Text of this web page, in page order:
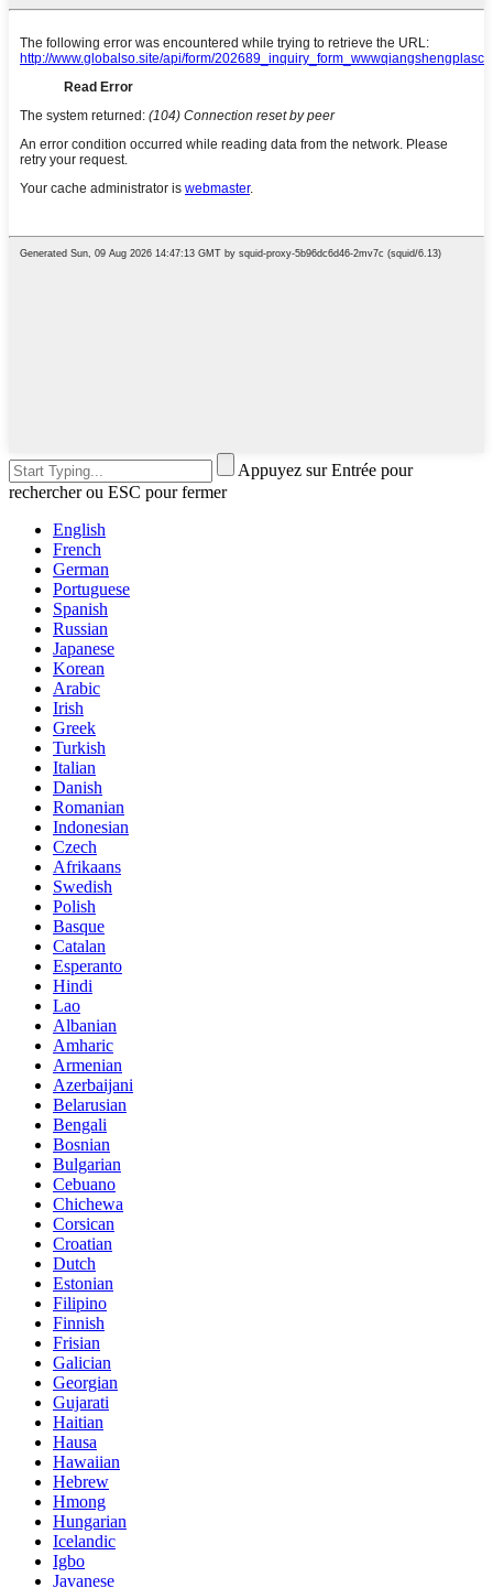
Appuyez sur Entrée pour
rechercher ou ESC pour fermer
English
French
German
Portuguese
Spanish
Russian
Japanese
Korean
Arabic
Irish
Greek
Turkish
Italian
Danish
Romanian
Indonesian
Czech
Afrikaans
Swedish
Polish
Basque
Catalan
Esperanto
Hindi
Lao
Albanian
Amharic
Armenian
Azerbaijani
Belarusian
Bengali
Bosnian
Bulgarian
Cebuano
Chichewa
Corsican
Croatian
Dutch
Estonian
Filipino
Finnish
Frisian
Galician
Georgian
Gujarati
Haitian
Hausa
Hawaiian
Hebrew
Hmong
Hungarian
Icelandic
Igbo
Javanese